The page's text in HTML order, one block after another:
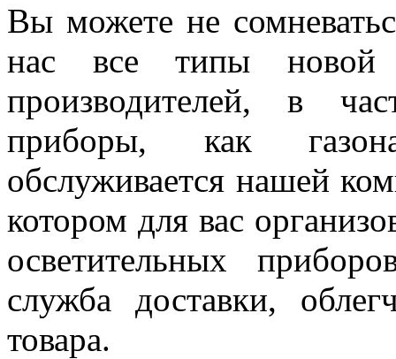
Вы можете не
нас все типы новой
производителей, в
приборы, как
обслуживается нашей
котором для вас
осветительных
служба доставки,
товара.